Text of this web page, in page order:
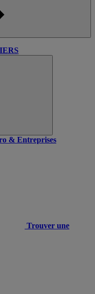
& Entreprises
Trouver une